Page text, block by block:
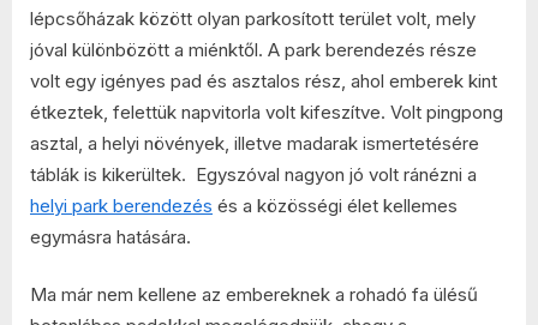
előtt
lépcsőházak között olyan parkosított terület volt, mely
jóval különbözött a miénktől. A park berendezés része
volt egy igényes pad és asztalos rész, ahol emberek kint
étkeztek, felettük napvitorla volt kifeszítve. Volt pingpong
asztal, a helyi növények, illetve madarak ismertetésére
táblák is kikerültek. Egyszóval nagyon jó volt ránézni a
helyi park berendezés és a közösségi élet kellemes
egymásra hatására.
Ma már nem kellene az embereknek a rohadó fa ülésű